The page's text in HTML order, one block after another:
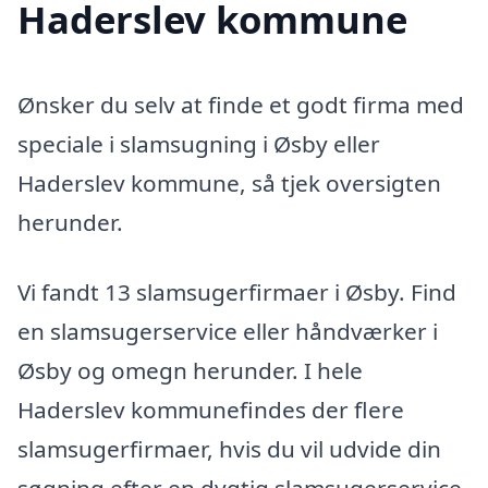
Haderslev kommune
Ønsker du selv at finde et godt firma med
speciale i slamsugning i Øsby eller
Haderslev kommune, så tjek oversigten
herunder.
Vi fandt 13 slamsugerfirmaer i Øsby. Find
en slamsugerservice eller håndværker i
Øsby og omegn herunder. I hele
Haderslev kommunefindes der flere
slamsugerfirmaer, hvis du vil udvide din